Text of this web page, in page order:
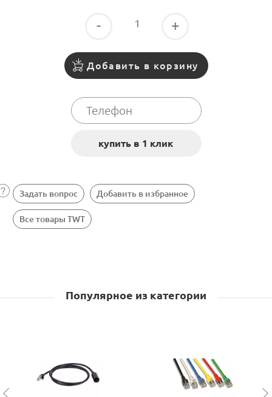
- +
Добавить в корзину
Задать вопрос Добавить в избранное
Все товары TWT
Популярное из категории